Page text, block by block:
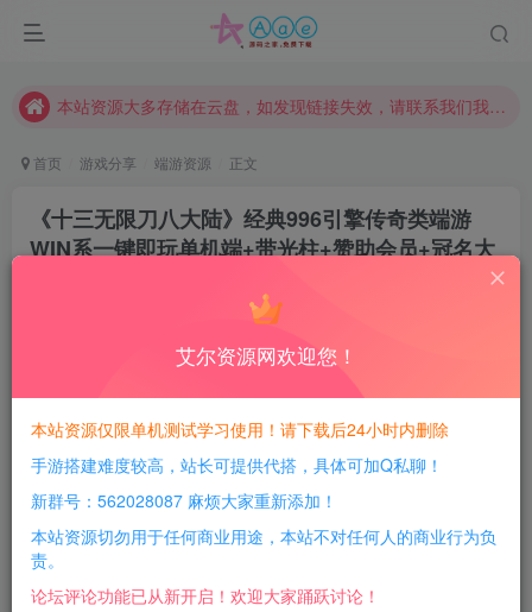
本网站的文章部分内容可能来源于网络，仅供大家学习与参考，如有侵权，请联系站长QQ466107887进行删除处理。
本站资源大多存储在云盘，如发现链接失效，请联系我们我们会第一时间更新。
请勿相信任何评论区广告！以免上当受骗！
本网站的文章部分内容可能来源于网络，仅供大家学习与参考，如有侵权，请联系站长QQ466107887进行删除处理。
首页 游戏分享 端游资源 正文
《十三无限刀八大陆》经典996引擎传奇类端游
WIN系一键即玩单机端+带光柱+赞助会员+冠名大
每日活跃最高可获得600积分！所有资源可以使用
积分免费兑换！
游戏介绍：
1、前期跟着引动走，主线任务赠送超强神器
艾尔资源网欢迎您！
本站资源仅限单机测试学习使用！请下载后24小时内删除
手游搭建难度较高，站长可提供代搭，具体可加Q私聊！
新群号：562028087 麻烦大家重新添加！
本站资源切勿用于任何商业用途，本站不对任何人的商业行为负
责。
论坛评论功能已从新开启！欢迎大家踊跃讨论！